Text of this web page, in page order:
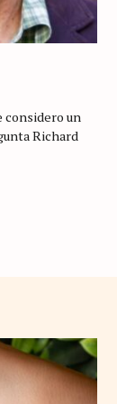
considero un
Richard